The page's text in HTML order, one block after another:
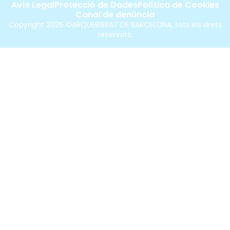
Copyright 2026 ©ARQUEBISBAT DE BARCELONA, tots els drets
reservats.
Avís LegalProtecció de DadesPolítica de Cookies
Canal de denúncia